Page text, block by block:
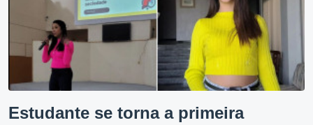
Estudante se torna a primeira